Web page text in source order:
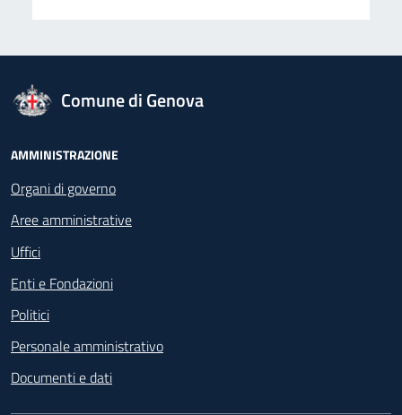
logo Unione Europea
Comune di Genova
Footer - Navigazione
AMMINISTRAZIONE
Organi di governo
Aree amministrative
Uffici
Enti e Fondazioni
Politici
Personale amministrativo
Documenti e dati